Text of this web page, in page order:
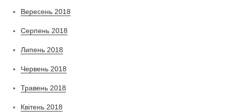
Вересень 2018
Серпень 2018
Липень 2018
Червень 2018
Травень 2018
Квітень 2018